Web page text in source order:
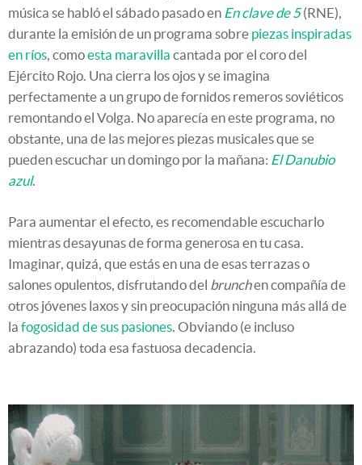
música se habló el sábado pasado en En clave de 5(RNE),
durante la emisión de un programa sobre piezas inspiradas
en ríos, comoesta maravilla cantada por el coro del
Ejército Rojo. Una cierra los ojos y se imagina
perfectamente a un grupo de fornidos remeros soviéticos
remontando el Volga. No aparecía en este programa, no
obstante, una de las mejores piezas musicales que se
pueden escuchar un domingo por la mañana: El Danubio
azul.
Para aumentar el efecto, es recomendable escucharlo
mientras desayunas de forma generosa en tu casa.
Imaginar, quizá, que estás en una de esas terrazas o
salones opulentos, disfrutando del brunchen compañía de
otros jóvenes laxos y sin preocupación ninguna más allá de
la fogosidad de sus pasiones. Obviando (e incluso
abrazando) toda esa fastuosa decadencia.